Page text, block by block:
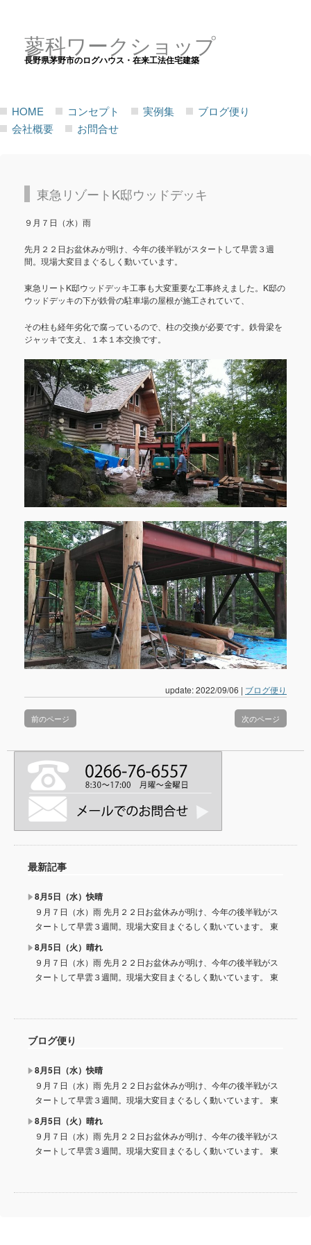
蓼科ワークショップ
長野県茅野市のログハウス・在来工法住宅建築
HOME コンセプト 実例集
ブログ便り
会社概要
お問合せ
東急リゾートK邸ウッドデッキ
９月７日（水）雨
先月２２日お盆休みが明け、今年の後半戦がスタートして早雲３週
間。現場大変目まぐるしく動いています。
東急リートK邸ウッドデッキ工事も大変重要な工事終えました。K邸の
ウッドデッキの下が鉄骨の駐車場の屋根が施工されていて、
その柱も経年劣化で腐っているので、柱の交換が必要です。鉄骨梁を
ジャッキで支え、１本１本交換です。
update: 2022/09/06 | ブログ便り
前のページ 次のページ
最新記事
8月5日（水）快晴
９月７日（水）雨 先月２２日お盆休みが明け、今年の後半戦がス
タートして早雲３週間。現場大変目まぐるしく動いています。 東
8月5日（火）晴れ
９月７日（水）雨 先月２２日お盆休みが明け、今年の後半戦がス
タートして早雲３週間。現場大変目まぐるしく動いています。 東
ブログ便り
8月5日（水）快晴
９月７日（水）雨 先月２２日お盆休みが明け、今年の後半戦がス
タートして早雲３週間。現場大変目まぐるしく動いています。 東
8月5日（火）晴れ
９月７日（水）雨 先月２２日お盆休みが明け、今年の後半戦がス
タートして早雲３週間。現場大変目まぐるしく動いています。 東